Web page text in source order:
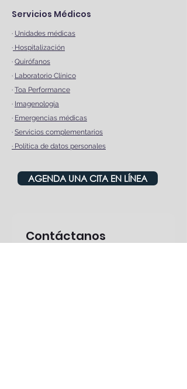
Servicios Médicos
· Unidades médicas
· Hospitalización
· Quirófanos
· Laboratorio Clínico
· Toa Performance
· Imagenología
· Emergencias médicas
· Servicios complementarios
· Política de datos personales
AGENDA UNA CITA EN LÍNEA
Contáctanos